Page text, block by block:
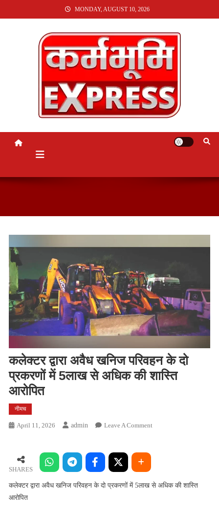
TO
MONDAY, AUGUST 10, 2026
KARMABHUMI EXPRESS
कलेक्‍टर द्वारा अवैध खनिज परिवहन के दो
प्रकरणों में 5लाख से अधिक की शास्ति
आरोपित
नीमच
April 11, 2026 Admin Leave A CommentOn
परिवहन
SHARES
कलेक्‍टर द्वारा अवैध खनिज परिवहन के दो प्रकरणों में 5लाख से अधिक की शास्ति
आरोपित